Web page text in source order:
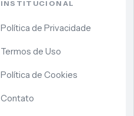
INSTITUCIONAL
Política de Privacidade
Termos de Uso
Política de Cookies
Contato